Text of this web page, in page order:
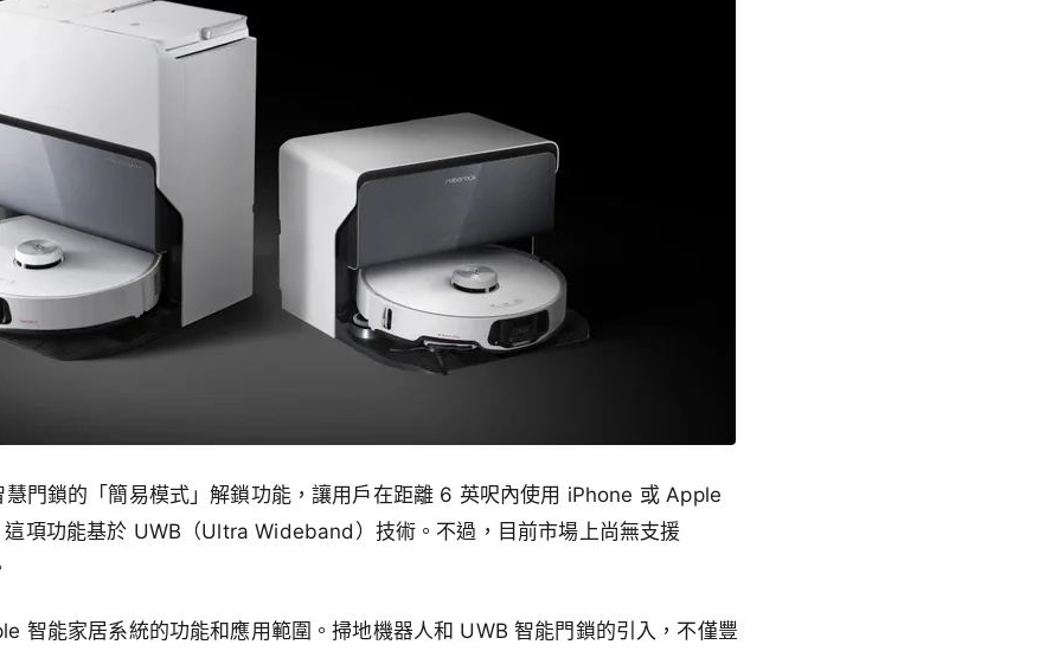
慧門鎖的「簡易模式」解鎖功能，讓用戶在距離 6 英呎內使用 iPhone 或 Apple
項功能基於 UWB（Ultra Wideband）技術。不過，目前市場上尚無支援
智能家居系統的功能和應用範圍。掃地機器人和 UWB 智能門鎖的引入，不僅豐